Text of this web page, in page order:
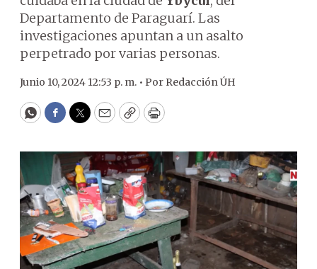
Departamento de Paraguarí. Las
investigaciones apuntan a un asalto
perpetrado por varias personas.
Junio 10, 2024 12:53 p. m. • Por Redacción ÚH
WhatsApp
Facebook
Twitter
EmailCopyPrint